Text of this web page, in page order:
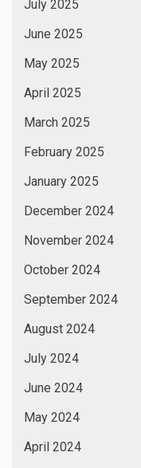
July 2025
June 2025
May 2025
April 2025
March 2025
February 2025
January 2025
December 2024
November 2024
October 2024
September 2024
August 2024
July 2024
June 2024
May 2024
April 2024